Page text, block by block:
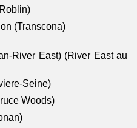
(Transcona)
River East) (River East au
Seine)
Woods)